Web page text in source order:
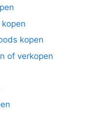
kopen
of verkopen